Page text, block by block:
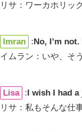
リサ：ワーカホリッ
Imran :No, I’m
イムラン：いや、そ
Lisa :I wish I had
リサ：私もそんな仕